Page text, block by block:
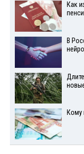
Как
В
Кому